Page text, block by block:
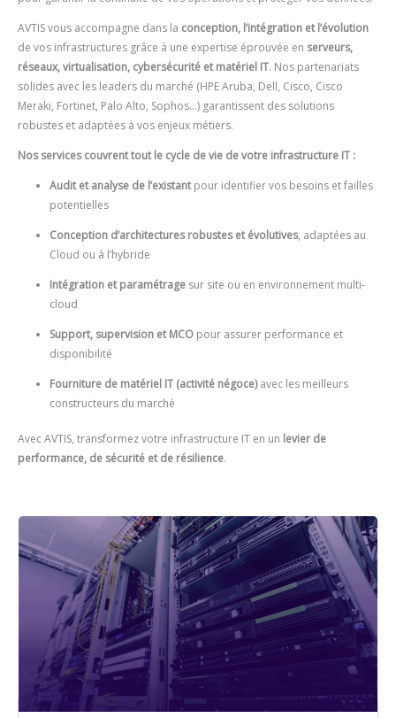
AVTIS vous accompagne dans la conception, l’intégration et l’évolution
de vos infrastructures grâce à une expertise éprouvée en serveurs,
réseaux, virtualisation, cybersécurité et matériel IT. Nos partenariats
solides avec les leaders du marché (HPE Aruba, Dell, Cisco, Cisco
Meraki, Fortinet, Palo Alto, Sophos…) garantissent des solutions
robustes et adaptées à vos enjeux métiers.
Nos services couvrent tout le cycle de vie de votre infrastructure IT :
Audit et analyse de l’existantpour identifier vos besoins et failles
potentielles
Conception d’architectures robustes et évolutives, adaptées au
Cloud ou à l’hybride
Intégration et paramétrage sur site ou en environnement multi-
cloud
Support, supervision et MCO pour assurer performance et
disponibilité
Fourniture de matériel IT (activité négoce)avec les meilleurs
constructeurs du marché
Avec AVTIS, transformez votre infrastructure IT en un levier de
performance, de sécurité et de résilience.
Nos solutions Infrastructure & Réseau